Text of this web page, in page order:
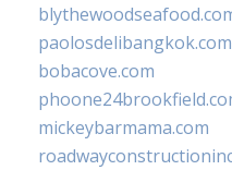
paolosdelibangkok.com
bobacove.com
mickeybarmama.com